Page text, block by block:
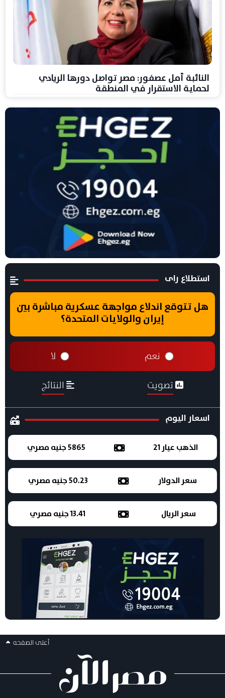
النائبة أمل عصفور: مصر تواصل دورها الريادي
لحماية الاستقرار في المنطقة
استطلاع راى
هل تتوقع اندلاع مواجهة عسكرية مباشرة بين
إيران والولايات المتحدة؟
نعم لا
تصويت النتائج
اسعار اليوم
الذهب عيار 21 5865 جنيه مصري
سعر الدولار 50.23 جنيه مصري
سعر الريال 13.41 جنيه مصري
أعلى الصفحه